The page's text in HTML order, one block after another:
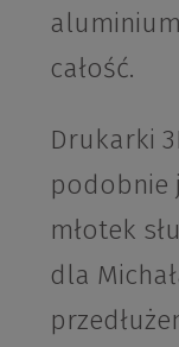
całość.
Drukarki
podobnie
młotek
dla